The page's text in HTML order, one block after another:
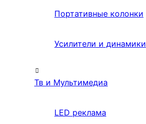
Портативные колонки
Усилители и динамики
Тв и Мультимедиа
LED реклама